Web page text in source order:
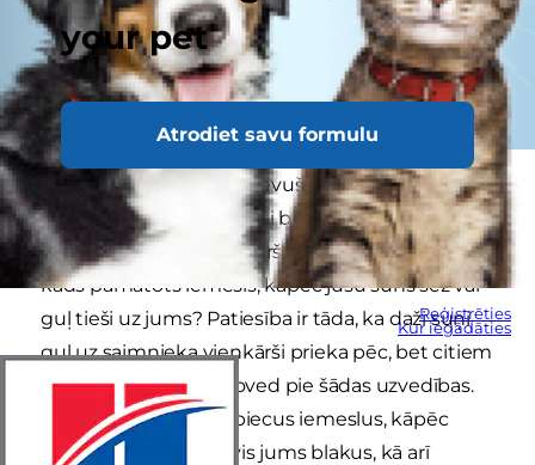
your pet
Atrodiet savu formulu
Reģistrēties
Kur iegādāties
Vai esat kādreiz sev uzdevuši jautājumu: „Kāpēc
suns sēž uz manis, ja tieši blakus ir ļoti ērta
vietiņa?” Vai tas ir vienkārši jocīgi vai arī pastāv
kāds pamatots iemesls, kāpēc jūsu suns sēž vai
guļ tieši uz jums? Patiesība ir tāda, ka daži suņi
guļ uz saimnieka vienkārši prieka pēc, bet citiem
ir kāds iemesls, kas noved pie šādas uzvedības.
Šajā rakstā sniegsim piecus iemeslus, kāpēc
suns sēž uz jums, nevis jums blakus, kā arī